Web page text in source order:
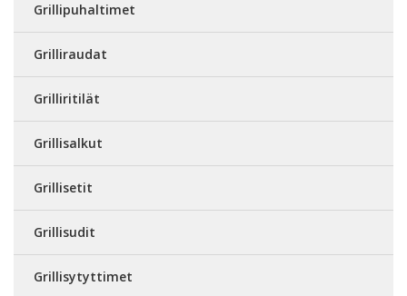
Grillipuhaltimet
Grilliraudat
Grilliritilät
Grillisalkut
Grillisetit
Grillisudit
Grillisytyttimet